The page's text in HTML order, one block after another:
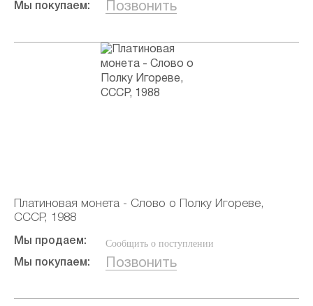
Мы покупаем: Позвонить
Платиновая монета - Слово о Полку Игореве,
СССР, 1988
Мы продаем: Сообщить о поступлении
Мы покупаем: Позвонить